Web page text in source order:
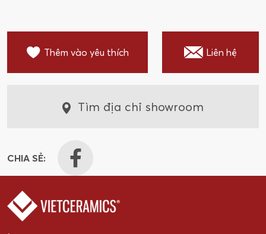
Thêm vào yêu thích Liên hệ
Tìm địa chỉ showroom
CHIA SẺ: